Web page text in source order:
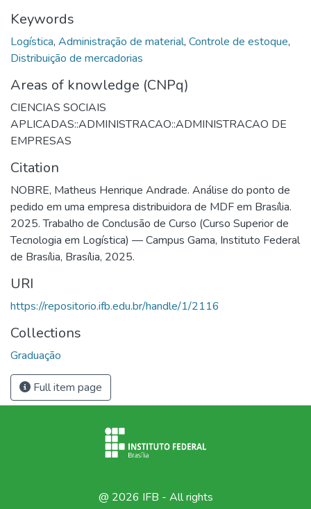
Keywords
Logística, Administração de material, Controle de estoque,
Distribuição de mercadorias
Areas of knowledge (CNPq)
CIENCIAS SOCIAIS
APLICADAS::ADMINISTRACAO::ADMINISTRACAO DE
EMPRESAS
Citation
NOBRE, Matheus Henrique Andrade. Análise do ponto de
pedido em uma empresa distribuidora de MDF em Brasília.
2025. Trabalho de Conclusão de Curso (Curso Superior de
Tecnologia em Logística) — Campus Gama, Instituto Federal
de Brasília, Brasília, 2025.
URI
https://repositorio.ifb.edu.br/handle/1/2116
Collections
Graduação
Full item page
@ 2026 IFB - All rights